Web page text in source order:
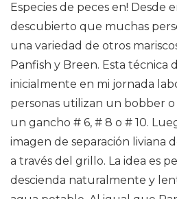
Especies de peces en! Desde
descubierto que muchas
una variedad de otros
Panfish y Breen. Esta técnica
inicialmente en mi jornada
personas utilizan un bobber
un gancho # 6, # 8 o # 10.
imagen de separación liviana
a través del grillo. La idea es
descienda naturalmente y